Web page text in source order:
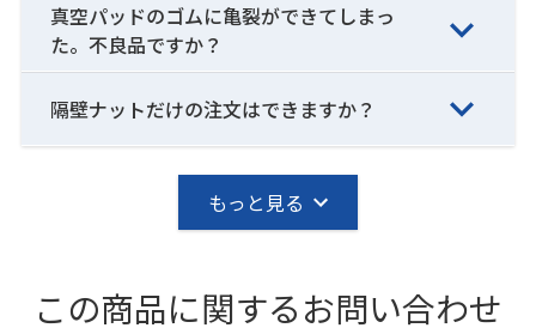
真空パッドのゴムに亀裂ができてしまっ
た。不良品ですか？
隔壁ナットだけの注文はできますか？
もっと見る
この商品に関するお問い合わせ